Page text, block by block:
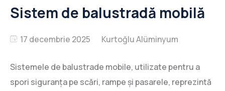
Sistem de balustradă mobilă
17 decembrie 2025
Sistemele de balustrade mobile, utilizate pentru a
spori siguranța pe scări, rampe și pasarele, reprezintă